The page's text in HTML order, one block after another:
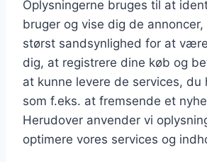
Oplysningerne bruges til at
bruger og vise dig de annoncer,
størst sandsynlighed for at
dig, at registrere dine køb og
at kunne levere de services, du
som f.eks. at fremsende et
Herudover anvender vi
optimere vores services og